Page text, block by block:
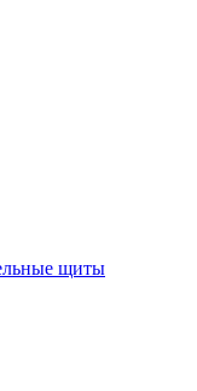
щиты